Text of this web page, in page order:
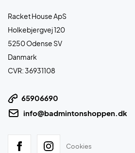
Racket House ApS
Holkebjergvej 120
5250 Odense SV
Danmark
CVR: 36931108
65906690
info@badmintonshoppen.dk
Cookies